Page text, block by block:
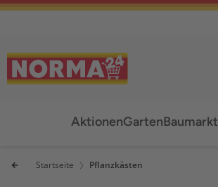
AktionenGartenBaumarkt
Startseite Pflanzkästen